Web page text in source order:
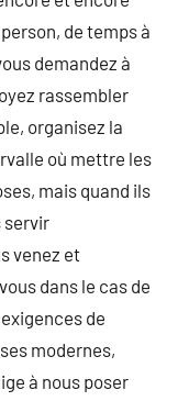
de temps à
demandez à
rassembler
organisez la
où mettre les
mais quand ils
servir
venez et
dans le cas de
de
modernes,
à nous poser